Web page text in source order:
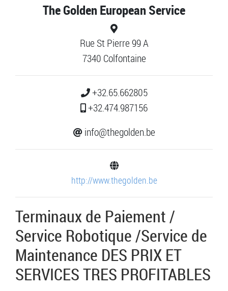
The Golden European Service
Rue St Pierre 99 A
7340 Colfontaine
+32.65.662805
+32.474.987156
info@thegolden.be
http://www.thegolden.be
Terminaux de Paiement /
Service Robotique /Service de
Maintenance DES PRIX ET
SERVICES TRES PROFITABLES